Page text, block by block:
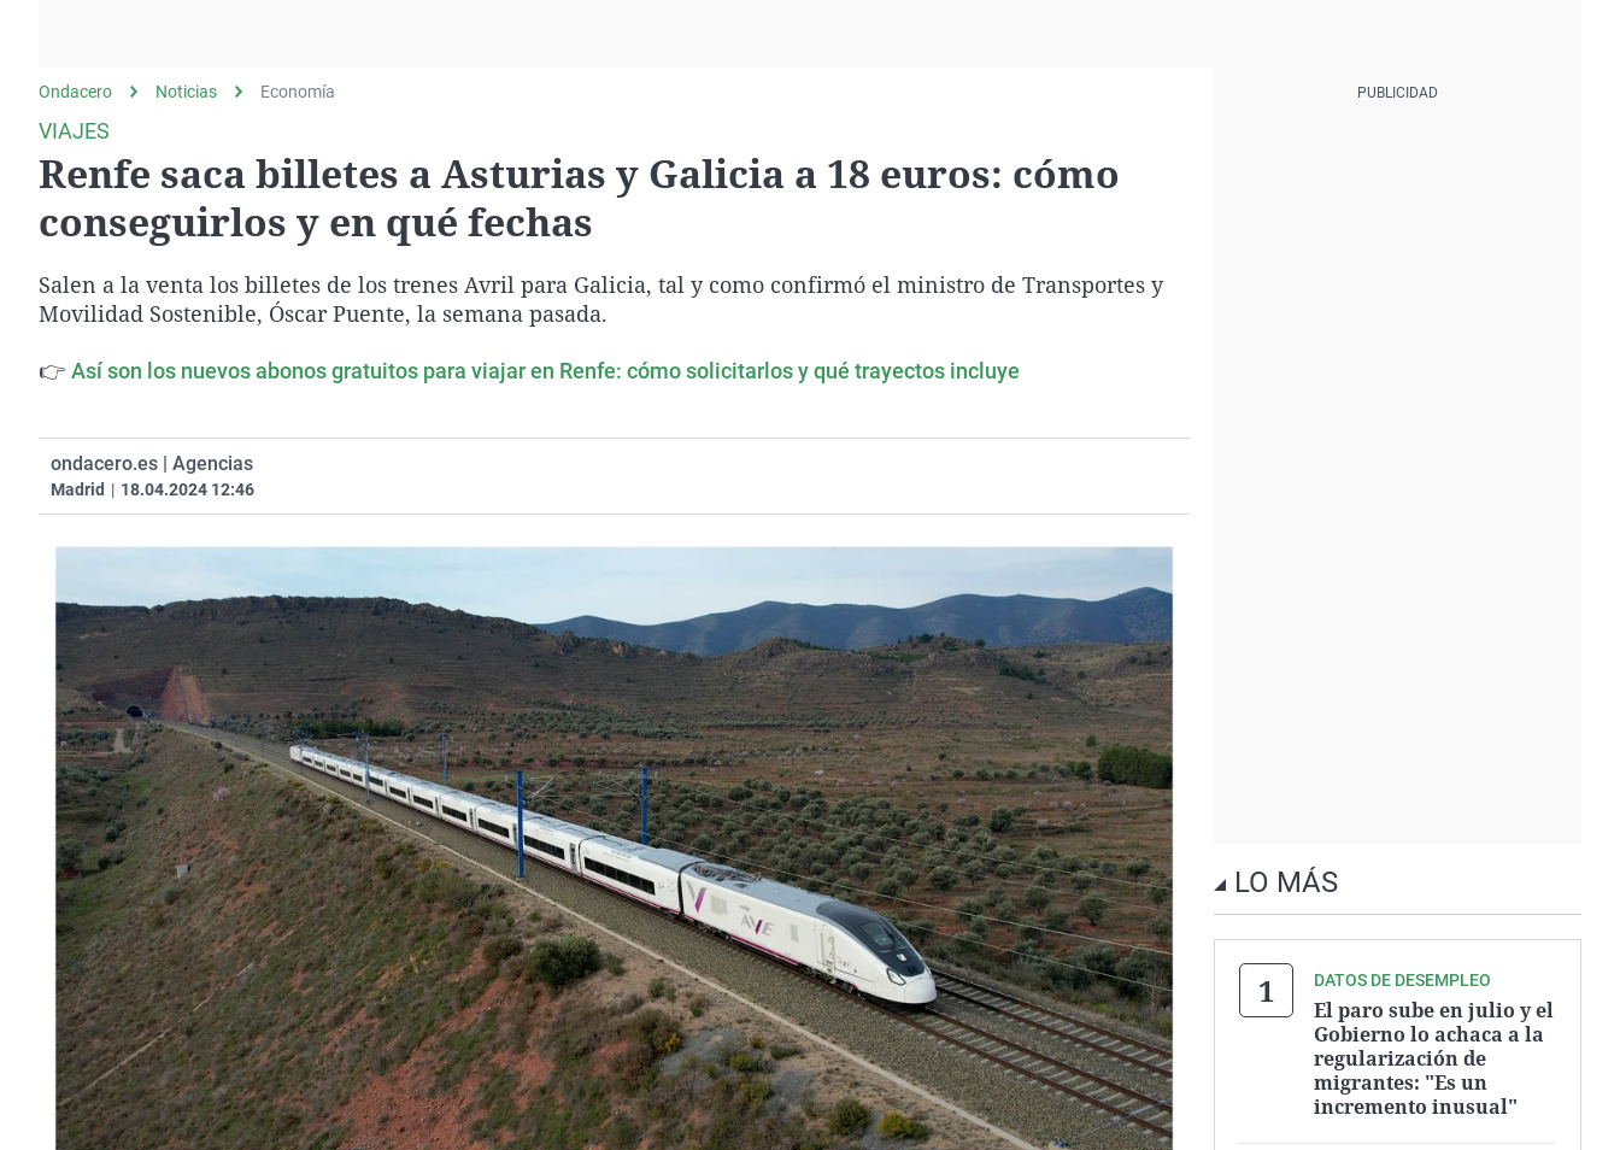
Como el perro y elEquipo de investigación
Negra
País Vasco
Ondacero Noticias Economía
VIAJES
Renfe saca billetes a Asturias y Galicia a 18 euros: cómo
conseguirlos y en qué fechas
Salen a la venta los billetes de los trenes Avril para Galicia, tal y como confirmó el ministro de Transportes y
Movilidad Sostenible, Óscar Puente, la semana pasada.
👉 Así son los nuevos abonos gratuitos para viajar en Renfe: cómo solicitarlos y qué trayectos incluye
ondacero.es | Agencias
Madrid | 18.04.2024 12:46
LO MÁS
DATOS DE DESEMPLEO
El paro sube en julio y el
Gobierno lo achaca a la
regularización de
migrantes: "Es un
incremento inusual"